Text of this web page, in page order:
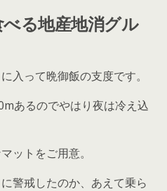
る地産地消グル
入って晩御飯の支度です。
あるのでやはり夜は冷え込
ットをご用意。
警戒したのか、あえて乗ら